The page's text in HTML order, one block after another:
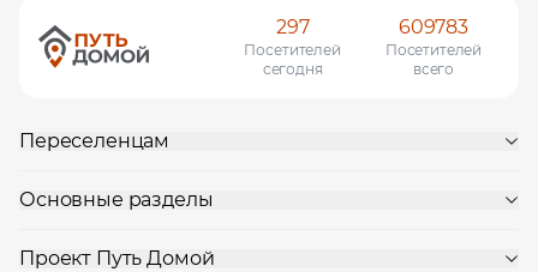
297
Посетителей
сегодня
609783
Посетителей
всего
Переселенцам
Основные разделы
Проект Путь Домой